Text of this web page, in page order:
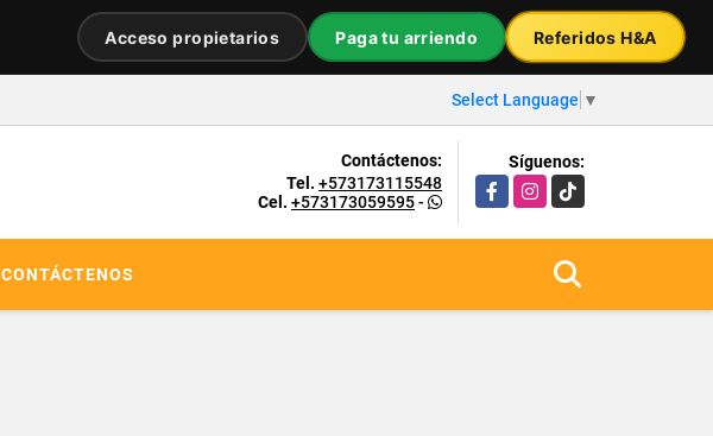
Acceso propietarios Paga tu arriendo Referidos H&A
Select Language ▼
Contáctenos:
Tel. +573173115548
Cel. +573173059595-
Síguenos:
FacebookInstagram
TikTok
CONTÁCTENOS